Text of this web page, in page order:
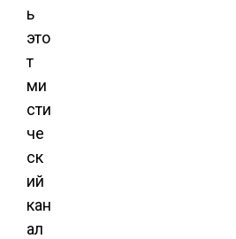
ь
это
т
ми
сти
че
ск
ий
кан
ал